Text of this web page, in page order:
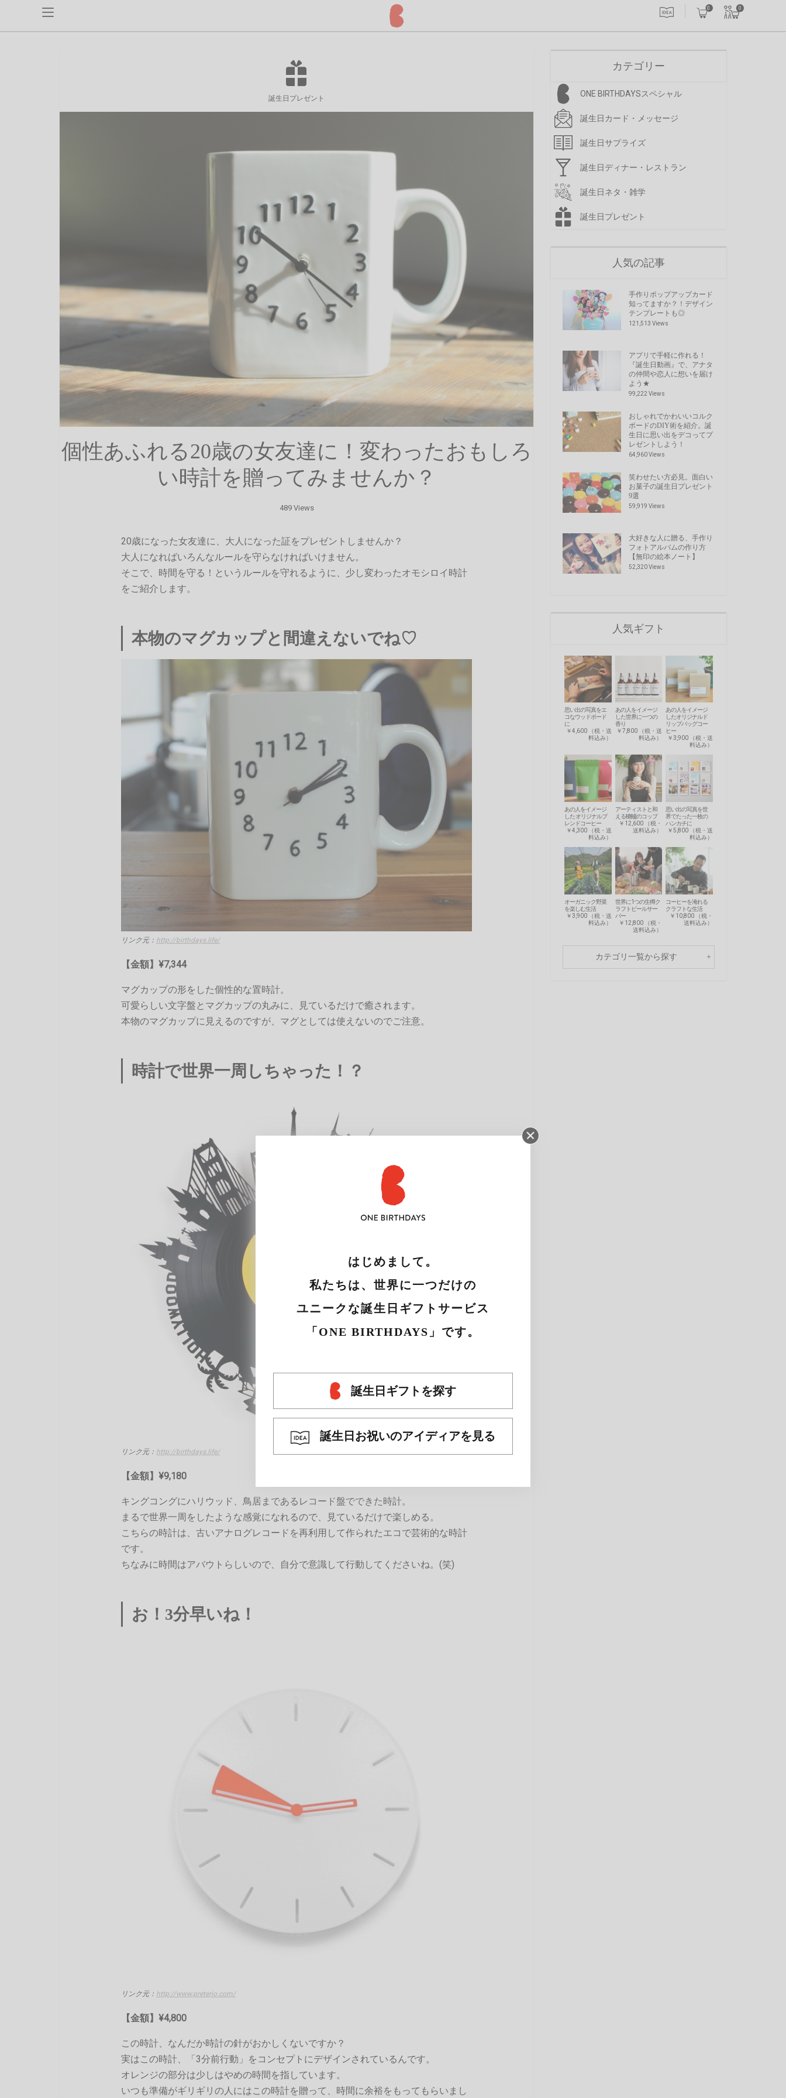
はじめまして。
私たちは、世界に一つだけの
ユニークな誕生日ギフトサービス
「ONE BIRTHDAYS」です。
誕生日ギフトを探す
誕生日お祝いのアイディアを見る
0 0
誕生日プレゼント
個性あふれる20歳の女友達に！変わったおもしろ
い時計を贈ってみませんか？
489 Views
20歳になった女友達に、大人になった証をプレゼントしませんか？
大人になればいろんなルールを守らなければいけません。
そこで、時間を守る！というルールを守れるように、少し変わったオモシロイ時計
をご紹介します。
本物のマグカップと間違えないでね♡
リンク元： http://birthdays.life/
【金額】¥7,344
マグカップの形をした個性的な置時計。
可愛らしい文字盤とマグカップの丸みに、見ているだけで癒されます。
本物のマグカップに見えるのですが、マグとしては使えないのでご注意。
時計で世界一周しちゃった！？
リンク元： http://birthdays.life/
【金額】¥9,180
キングコングにハリウッド、鳥居まであるレコード盤でできた時計。
まるで世界一周をしたような感覚になれるので、見ているだけで楽しめる。
こちらの時計は、古いアナログレコードを再利用して作られたエコで芸術的な時計
です。
ちなみに時間はアバウトらしいので、自分で意識して行動してくださいね。(笑)
お！3分早いね！
リンク元： http://www.preterio.com/
【金額】¥4,800
この時計、なんだか時計の針がおかしくないですか？
実はこの時計、「3分前行動」をコンセプトにデザインされているんです。
オレンジの部分は少しはやめの時間を指しています。
いつも準備がギリギリの人にはこの時計を贈って、時間に余裕をもってもらいまし
カテゴリー
ONE BIRTHDAYSスペシャル
誕生日カード・メッセージ
誕生日サプライズ
誕生日ディナー・レストラン
誕生日ネタ・雑学
誕生日プレゼント
人気の記事
手作りポップアップカード
知ってますか？！デザイン
テンプレートも◎
121,513 Views
アプリで手軽に作れる！
『誕生日動画』で、アナタ
の仲間や恋人に想いを届け
よう★
99,222 Views
おしゃれでかわいいコルク
ボードのDIY術を紹介。誕
生日に思い出をデコってプ
レゼントしよう！
64,960 Views
笑わせたい方必見。面白い
お菓子の誕生日プレゼント
9選
59,919 Views
大好きな人に贈る、手作り
フォトアルバムの作り方
【無印の絵本ノート】
52,320 Views
人気ギフト
思い出の写真をエ
コなウッドボード
に
￥4,600 （税・送
料込み）
あの人をイメージ
した世界に一つの
香り
￥7,800 （税・送
料込み）
あの人をイメージ
したオリジナルド
リップバッグコー
ヒー
￥3,900 （税・送
料込み）
あの人をイメージ
した オリジナルブ
レンドコーヒー
￥4,300 （税・送
料込み）
アーティストと和
える轆轤のコップ
￥12,600 （税・
送料込み）
思い出の写真を世
界でたった一枚の
ハンカチに
￥5,800 （税・送
料込み）
オーガニック野菜
を楽しむ生活
￥3,900 （税・送
料込み）
世界に1つの生樽ク
ラフトビールサー
バー
￥12,800 （税・
送料込み）
コーヒーを淹れる
クラフトな生活
￥10,800 （税・
送料込み）
カテゴリ一覧から探す